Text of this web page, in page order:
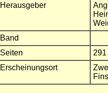
Herausgeber
Band
Seiten
Erscheinungsort